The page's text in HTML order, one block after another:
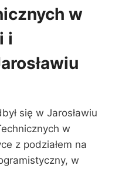
w
i
się w Jarosławiu
w
z podziałem na
w